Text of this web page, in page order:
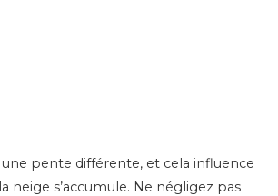
pente différente, et cela influence
neige s’accumule. Ne négligez pas